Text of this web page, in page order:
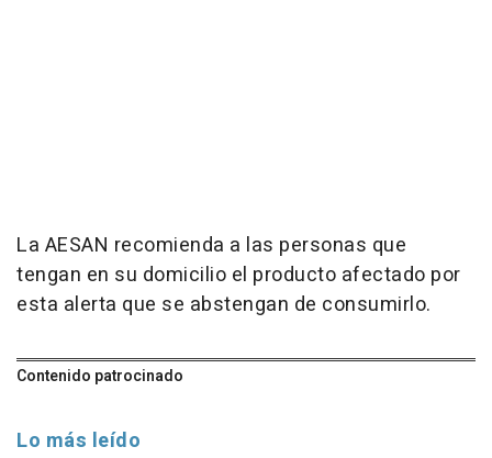
La AESAN recomienda a las personas que
tengan en su domicilio el producto afectado por
esta alerta que se abstengan de consumirlo.
Contenido patrocinado
Lo más leído